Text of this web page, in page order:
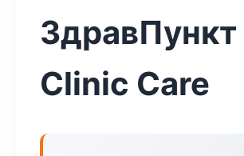
ЗдравПункт
Clinic Care